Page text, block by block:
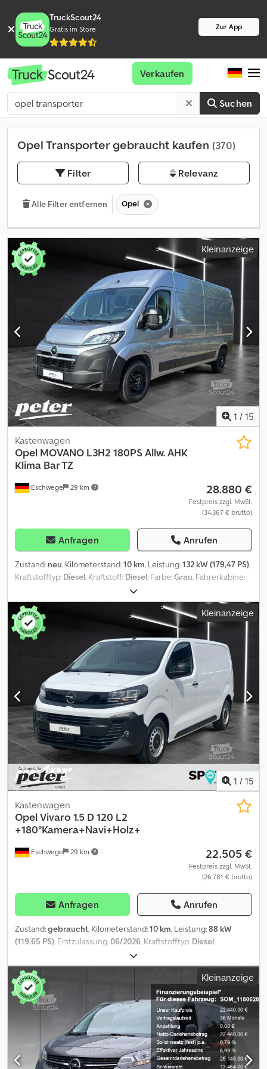
TruckScout24
Gratis im Store Zur App
Suchen
Verkaufen
Opel Transporter gebraucht kaufen (370)
Filter Relevanz
Alle Filter entfernen Opel
Kleinanzeige
1 / 15
Eschwege 29 km
Kastenwagen
Opel MOVANO L3H2 180PS Allw. AHK
Klima Bar TZ
28.880 €
Festpreis zzgl. MwSt.
(34.367 € brutto)
Anfragen Anrufen
Zustand: neu, Kilometerstand:10 km, Leistung:132 kW (179,47 PS),
Kraftstofftyp: Diesel, Kraftstoff: Diesel, Farbe:Grau, Fahrerkabine:
mechanisch
Anzahl der Sitzplätze:3, Ausstattung:ABS, Anhängerkupplung,
Bordcomputer, Elektronisches Stabilitätsprogramm (ESP),
Gebrauchtwagengarantie, Klimaanlage, Parksensoren,
Rußfilter, Schiebetür, Servolenkung, Tempomat,
Traktionskontrolle, Wegfahrsperre, Zentralverriegelung
Exterieur * Allwetterreifen Komfort und Umwelt *
Rückfahrkamera mit dynamischen Gitterlinien Weiteres *
Anhängerkupplung (nicht abnehmbar) * CARGO PROTECTION
PAKET * Stahl Grau (metallic) * Stoff Crepe Black schwarz mit
gepolsterten Kopfs * Techno 7 Audio-System mit Touchscreen &
DAB & App Crjdpozr Rvksfx Acmof - .
Kleinanzeige
1 / 15
Eschwege 29 km
Kastenwagen
OpelVivaro 1.5 D 120 L2
+180°Kamera+Navi+Holz+
22.505 €
Festpreis zzgl. MwSt.
(26.781 € brutto)
Anfragen Anrufen
Zustand:gebraucht, Kilometerstand:10 km, Leistung:88 kW
(119,65 PS) , Erstzulassung:06/2026 , Kraftstofftyp: Diesel
, maximales Ladegewicht:
Gesamtgewicht:2.830 kg, Radstand:3.275 mm, nächste Prüfung
(TÜV):06/2027
, Fahrerkabine:
Sonstige
, Emissionsklasse:Euro6
Anzahl der Sitzplätze:
3, Gesamtlänge:2.010 mm, Gesamtbreite:
, Laderaumlänge: , Laderaumbreite: 2.010 mm
Laderaumhöhe:1.895 mm , Baujahr: 2026, Ausstattung:ABS,
Airbag, Bordcomputer, Elektronisches Stabilitätsprogramm
(ESP), Klimaanlage, Navigationssystem, Parksensoren, Rußfilter,
Schiebetür, Servolenkung, Tempomat, Traktionskontrolle,
Kleinanzeige